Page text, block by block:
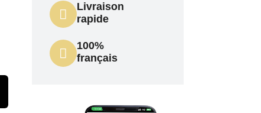
Livraison
rapide
100%
français